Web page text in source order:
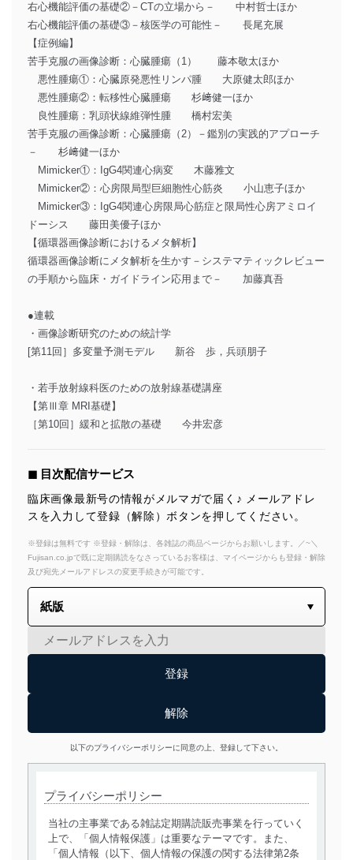
右心機能評価の基礎②－CTの立場から－ 中村哲士ほか
右心機能評価の基礎③－核医学の可能性－ 長尾充展
【症例編】
苦手克服の画像診断：心臓腫瘍（1） 藤本敬太ほか
悪性腫瘍①：心臓原発悪性リンパ腫 大原健太郎ほか
悪性腫瘍②：転移性心臓腫瘍 杉﨑健一ほか
良性腫瘍：乳頭状線維弾性腫 橋村宏美
苦手克服の画像診断：心臓腫瘍（2）－鑑別の実践的アプローチ
－ 杉﨑健一ほか
Mimicker①：IgG4関連心病変 木藤雅文
Mimicker②：心房限局型巨細胞性心筋炎 小山恵子ほか
Mimicker③：IgG4関連心房限局心筋症と限局性心房アミロイ
ドーシス 藤田美優子ほか
【循環器画像診断におけるメタ解析】
循環器画像診断にメタ解析を生かす－システマティックレビュー
の手順から臨床・ガイドライン応用まで－ 加藤真吾
●連載
・画像診断研究のための統計学
[第11回］多変量予測モデル 新谷 歩，兵頭朋子
・若手放射線科医のための放射線基礎講座
【第Ⅲ章 MRI基礎】
［第10回］緩和と拡散の基礎 今井宏彦
◼︎ 目次配信サービス
臨床画像最新号の情報がメルマガで届く♪ メールアドレ
スを入力して登録（解除）ボタンを押してください。
※登録は無料です ※登録・解除は、各雑誌の商品ページからお願いします。／~＼
Fujisan.co.jpで既に定期購読をなさっているお客様は、マイページからも登録・解除
及び宛先メールアドレスの変更手続きが可能です。
以下のプライバシーポリシーに同意の上、登録して下さい。
プライバシーポリシー
当社の主事業である雑誌定期購読販売事業を行っていく
上で、「個人情報保護」は重要なテーマです。また、
「個人情報（以下、個人情報の保護の関する法律第2条